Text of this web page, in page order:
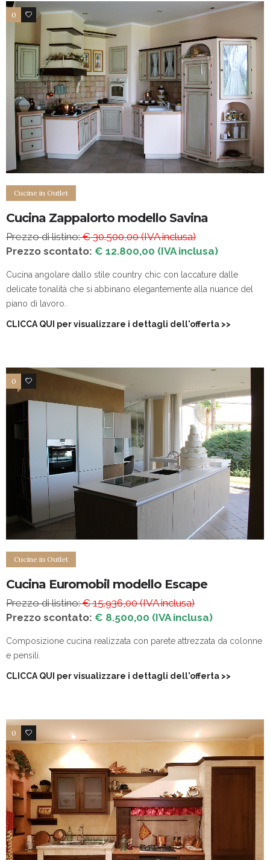
0 4
Cucine in Outlet
Cucina Zappalorto modello Savina
Prezzo di listino:€ 30.500,00 (IVA inclusa)
Prezzo scontato: € 12.800,00 (IVA inclusa)
Cucina angolare dallo stile country chic con laccature dalle
delicate tonalità che si abbinano elegantemente alla nuance del
piano di lavoro.
CLICCA QUI per visualizzare i dettagli dell'offerta >>
0 5
Cucine in Outlet
Cucina Euromobil modello Escape
Prezzo di listino:€ 15.936,00 (IVA inclusa)
Prezzo scontato: € 8.500,00 (IVA inclusa)
Composizione cucina realizzata con parete attrezzata da colonne
e pensili.
CLICCA QUI per visualizzare i dettagli dell'offerta >>
0 4